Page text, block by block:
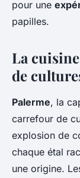
pour une
papilles.
La
de
Palerme, la
carrefour de
explosion de
chaque étal
une origine.